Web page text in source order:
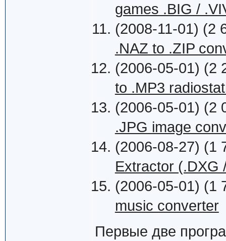
games .BIG /
(2008-11-01) (2
.NAZ to .ZIP
(2006-05-01) (2
to .MP3
(2006-05-01) (2
.JPG image
(2006-08-27) (1
Extractor (.DXG
(2006-05-01) (1
music converter
Первые две